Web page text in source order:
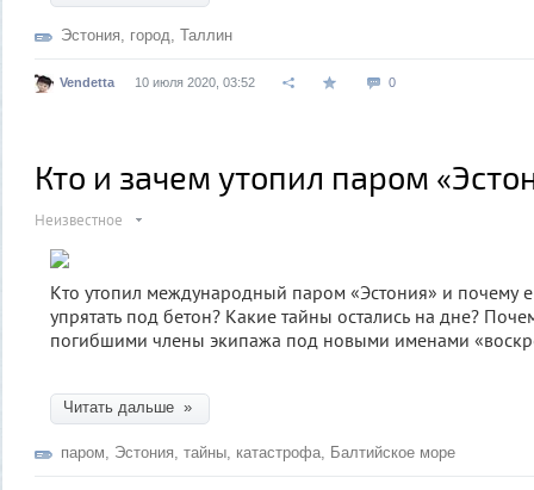
Эстония, город, Таллин
Vendetta 10 июля 2020, 03:52 0
Кто и зачем утопил паром
Неизвестное
Кто утопил международный паром «Эстония» и почему
упрятать под бетон? Какие тайны остались на дне?
погибшими члены экипажа под новыми именами
Читать дальше »
паром, Эстония, тайны, катастрофа, Балтийское море